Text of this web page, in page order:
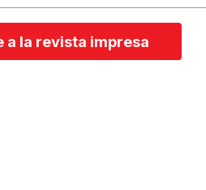
a la revista impresa